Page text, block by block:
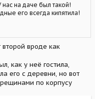
на даче был такой!
его всегда кипятила!
второй вроде как
как у неё гостила,
его с деревни, но вот
по корпусу